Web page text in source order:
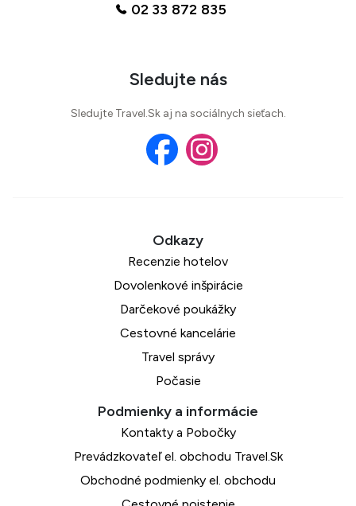
02 33 872 835
Sledujte nás
Sledujte Travel.Sk aj na sociálnych sieťach.
Recenzie hotelov
Dovolenkové inšpirácie
Darčekové poukážky
Cestovné kancelárie
Travel správy
Počasie
Kontakty a Pobočky
Prevádzkovateľ el. obchodu Travel.Sk
Obchodné podmienky el. obchodu